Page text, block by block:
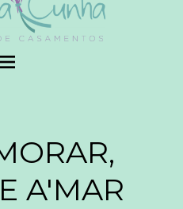
A'MAR